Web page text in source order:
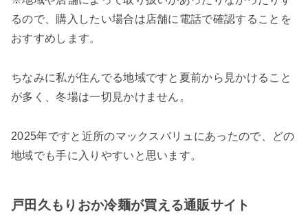
るので、購入したい場合は店舗に電話で確認することを
おすすめします。
ちなみに私が住んでる地域ですと夏前から見かけること
が多く、冬場は一切見かけません。
2025年ですと近所のマックスバリュにあったので、どの
地域でも手に入りやすいと思います。
戸田久もりおか冷麺が買える通販サイト